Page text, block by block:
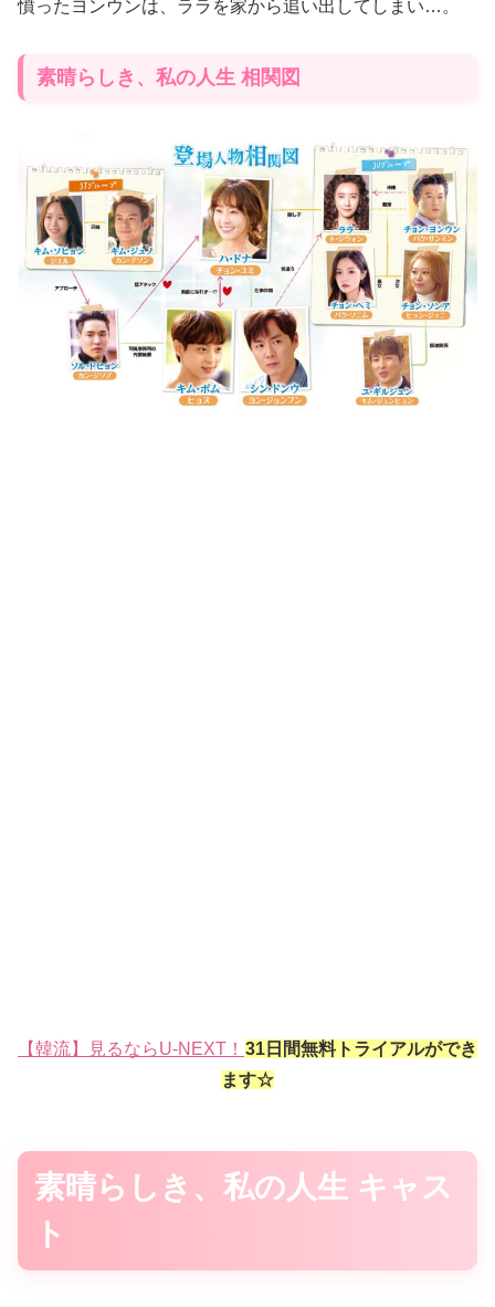
憤ったヨンウンは、ララを家から追い出してしまい…。
素晴らしき、私の人生 相関図
【韓流】見るならU-NEXT！ 31日間無料トライアルができ
ます☆
素晴らしき、私の人生 キャス
ト